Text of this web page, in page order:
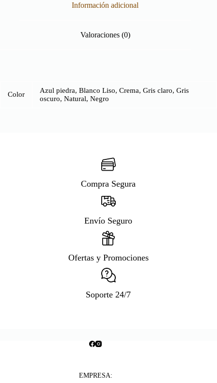
Información adicional
Valoraciones (0)
Color
Azul piedra, Blanco Liso, Crema, Gris claro, Gris
oscuro, Natural, Negro
Compra Segura
Envío Seguro
Ofertas y Promociones
Soporte 24/7
EMPRESA: